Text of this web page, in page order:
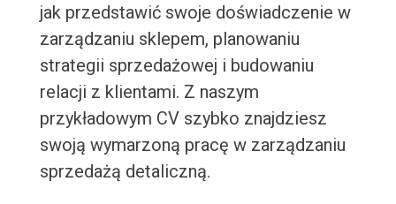
jak przedstawić swoje doświadczenie w
zarządzaniu sklepem, planowaniu
strategii sprzedażowej i budowaniu
relacji z klientami. Z naszym
przykładowym CV szybko znajdziesz
swoją wymarzoną pracę w zarządzaniu
sprzedażą detaliczną.